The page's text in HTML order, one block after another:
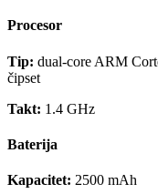
Procesor
Tip: dual-core ARM
čipset
Takt: 1.4 GHz
Baterija
Kapacitet: 2500 mAh